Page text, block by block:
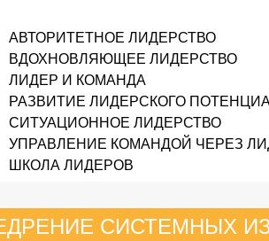
СИСТЕМНЫХ
АВТОРИТЕТНОЕ ЛИДЕРСТВО
ВДОХНОВЛЯЮЩЕЕ ЛИДЕРСТВО
ЛИДЕР И КОМАНДА
РАЗВИТИЕ ЛИДЕРСКОГО
СИТУАЦИОННОЕ ЛИДЕРСТВО
УПРАВЛЕНИЕ КОМАНДОЙ ЧЕРЕЗ
ШКОЛА ЛИДЕРОВ